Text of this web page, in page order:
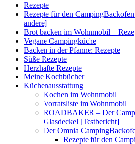
Rezepte
Rezepte für den
andere]
Brot backen im Wohnmobil –
Vegane Campingküche
Backen in der Pfanne: Rezepte
Süße Rezepte
Herzhafte Rezepte
Meine Kochbücher
Küchenausstattung
Kochen im Wohnmobil
Vorratsliste im Wohnmobil
ROADBAKER – Der
Glasdeckel [Testbericht]
Der Omnia
Rezepte für den